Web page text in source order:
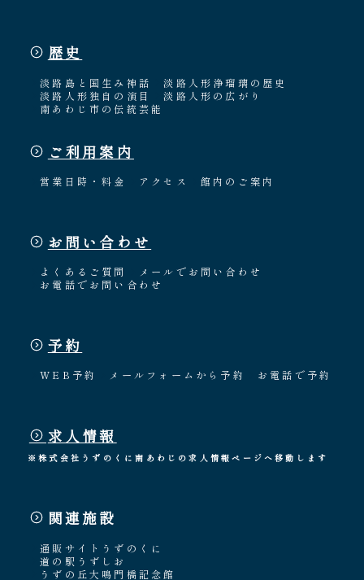
歴史
淡路島と国生み神話
淡路人形浄瑠璃の歴史
淡路人形独自の演目
淡路人形の広がり
南あわじ市の伝統芸能
ご利用案内
営業日時・料金 アクセス 館内のご案内
お問い合わせ
よくあるご質問
メールでお問い合わせ
お電話でお問い合わせ
予約
WEB予約 メールフォームから予約 お電話で予約
求人情報
※株式会社うずのくに南あわじの求人情報ページへ移動します
関連施設
通販サイトうずのくに
道の駅うずしお
うずの丘大鳴門橋記念館